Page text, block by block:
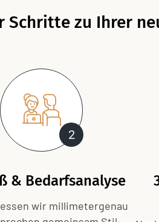
Schritte zu Ihrer
2
& Bedarfsanalyse
wir millimetergenau